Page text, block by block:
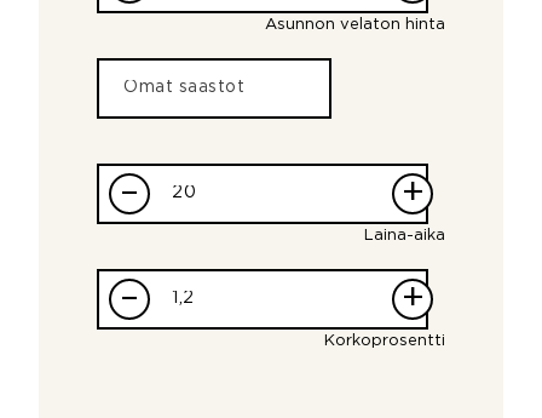
Asunnon velaton hinta
– +
Laina-aika
– +
Korkoprosentti